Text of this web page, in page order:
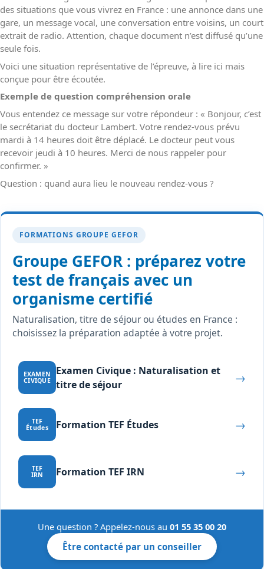
des situations que vous vivrez en France : une annonce dans une
gare, un message vocal, une conversation entre voisins, un court
extrait de radio. Attention, chaque document n’est diffusé qu’une
seule fois.
Voici une situation représentative de l’épreuve, à lire ici mais
conçue pour être écoutée.
Exemple de question compréhension orale
Vous entendez ce message sur votre répondeur : « Bonjour, c’est
le secrétariat du docteur Lambert. Votre rendez-vous prévu
mardi à 14 heures doit être déplacé. Le docteur peut vous
recevoir jeudi à 10 heures. Merci de nous rappeler pour
confirmer. »
Question : quand aura lieu le nouveau rendez-vous ?
FORMATIONS GROUPE GEFOR
Groupe GEFOR : préparez votre
test de français avec un
organisme certifié
Naturalisation, titre de séjour ou études en France :
choisissez la préparation adaptée à votre projet.
EXAMEN
CIVIQUE
Examen Civique : Naturalisation et
titre de séjour
→
TEF
Études Formation TEF Études →
TEF
IRN Formation TEF IRN →
Une question ? Appelez-nous au 01 55 35 00 20
Être contacté par un conseiller